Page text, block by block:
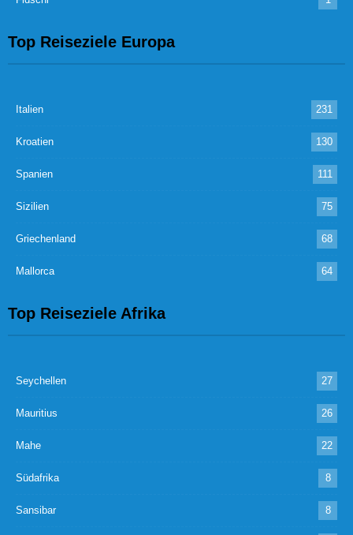
Top Reiseziele Europa
Italien 231
Kroatien 130
Spanien 111
Sizilien 75
Griechenland 68
Mallorca 64
Top Reiseziele Afrika
Seychellen 27
Mauritius 26
Mahe 22
Südafrika 8
Sansibar 8